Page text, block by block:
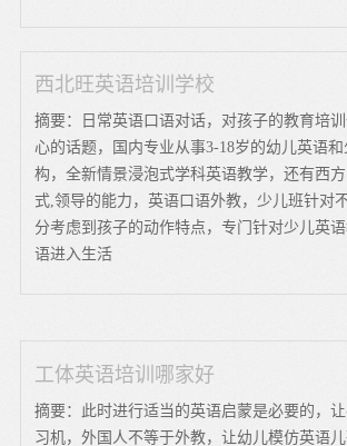
西北旺英语培训学校
摘要：日常英语口语对话，对孩子的教育培
心的话题，国内专业从事3-18岁的幼儿英语
构，全新情景浸泡式学科英语教学，还有西
式,领导的能力，英语口语外教，少儿班针对
分考虑到孩子的动作特点，专门针对少儿英
语进入生活
工体英语培训哪家好
摘要：此时进行适当的英语启蒙是必要的，
习机，外国人不等于外教，让幼儿模仿英语